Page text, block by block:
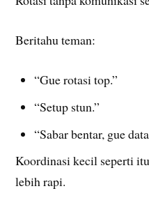
Beritahu teman:
“Gue rotasi top.”
“Setup stun.”
“Sabar bentar, gue
Koordinasi kecil seperti
lebih rapi.